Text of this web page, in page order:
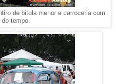
de bitola menor e carroceria com
tempo.